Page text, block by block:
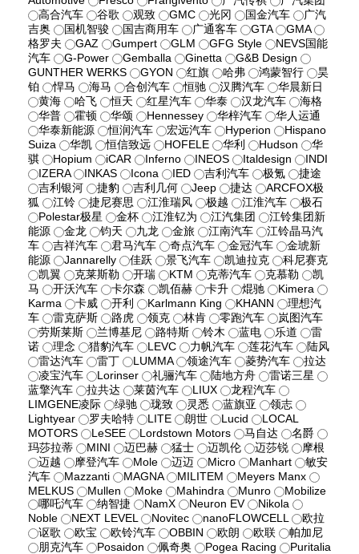
高合汽车
谷歌 观致 GMC 光冈 国金汽车
广汽
吉奥
国机智骏 国吉商用车 广通客车 GTA
GMA
格罗夫
GAZ Gumpert GLM GFG Style
NEVS国能
汽车
G-Power Gemballa Ginetta
G&B Design
GUNTHER WERKS
GYON 红旗 哈弗 鸿蒙智行
昊
铂
悍马 海马 合创汽车 恒驰 汉腾汽车
华晨新日
黄海
哈飞 恒天 红星汽车 华泰 汉龙汽车
海格
华普
霍顿 华颂 Hennessey 华梓汽车
华人运通
华泰新能源
恒润汽车 宏远汽车 Hyperion
Hispano
Suiza
华凯 恒信致远 HOFELE 华利 Hudson
华
骐
Hopium iCAR Inferno INEOS Italdesign
INDI
IZERA
INKAS Icona IED 吉利汽车 极氪
捷途
吉利银河
捷豹 吉利几何 Jeep 捷达
ARCFOX极
狐
江铃 捷尼赛思 江淮瑞风 极越 江淮汽车
极石
Polestar极星
金杯 江淮钇为 江汽集团
江铃集团新
能源
金龙 钧天 九龙 金旅 江南汽车
江铃晶马汽
车
吉祥汽车 君马汽车 奇点汽车 金冠汽车
金琥新
能源
Jannarelly 佳跃 景飞汽车 凯迪拉克
科尼赛克
凯翼
克莱斯勒 开瑞 KTM 克蒂汽车 克慕勒
凯
马
开沃汽车 卡尔森 凯佰赫 卡升 焜驰
Kimera
Karma
卡威 开利 Karlmann King KHANN
理想汽
车
雷克萨斯 路虎 领克 林肯 零跑汽车
岚图汽车
劳斯莱斯
兰博基尼 路特斯 铃木 蓝电 乐道
雷
诺
理念 猎豹汽车 LEVC 力帆汽车 莲花汽车
陆风
雷达汽车
雷丁 LUMMA 领途汽车 菱势汽车
拉达
凌宝汽车
Lorinser 礼骊汽车 陆地方舟
雷诺三星
蓝擎汽车
拉共达 莱茵汽车 LIUX
龙程汽车
LIMGENE凌际
绿驰 珑致 灵悉 蓝旗亚
领志
Lightyear
罗夫哈特 LITE 朗世 Lucid
LOCAL
MOTORS
LeSEE Lordstown Motors 马自达
名爵
玛莎拉蒂
MINI 迈巴赫 猛士 迈凯伦 迈莎锐
摩根
迈越
摩登汽车 Mole 迈迈 Micro Manhart
敏安
汽车
Mazzanti MAGNA MILITEM
Meyers Manx
MELKUS
Mullen Moke Mahindra Munro
Mobilize
哪吒汽车
纳智捷 NamX Neuron EV
Nikola
Noble
NEXT LEVEL Novitec nanoFLOWCELL
欧拉
讴歌
欧宝 欧铃汽车 OBBIN 欧朗 欧联
帕加尼
朋克汽车
Posaidon 佩奇奥 Pogea Racing
Puritalia